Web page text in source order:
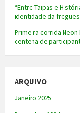
“Entre Taipas e
identidade da
Primeira corrida Neon
centena de
ARQUIVO
Janeiro 2025